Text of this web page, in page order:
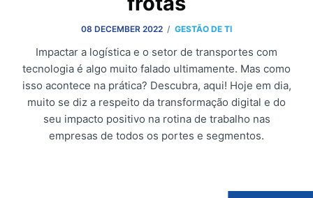
08 DECEMBER 2022 / GESTÃO DE TI
Impactar a logística e o setor de transportes com
tecnologia é algo muito falado ultimamente. Mas como
isso acontece na prática? Descubra, aqui! Hoje em dia,
muito se diz a respeito da transformação digital e do
seu impacto positivo na rotina de trabalho nas
empresas de todos os portes e segmentos.